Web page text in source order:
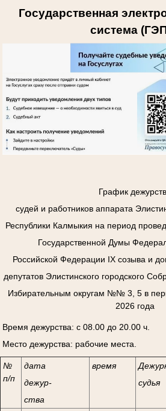
Государственная
система
График
судей и работников аппарата
Республики Калмыкия на период
Государственной Думы
Российской Федерации IХ созыва и
депутатов Элистинского городского
Избирательным округам №№ 3, 5 в
2026 года
Время дежурства: с 08.00 до 20.00 ч.
Место дежурства: рабочие места.
№
п/п
дата
дежур-
ства
время
судья